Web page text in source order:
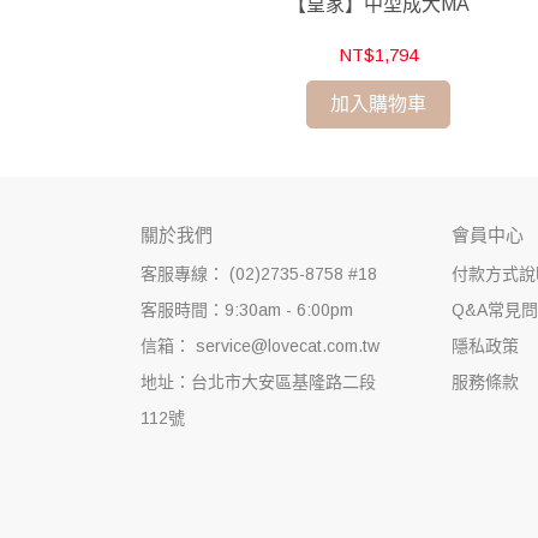
【皇家】中型成犬MA
NT$1,794
加入購物車
關於我們
客服專線： (02)2735-8758 #18
客服時間：9:30am - 6:00pm
信箱： service@lovecat.com.tw
地址：台北市大安區基隆路二段
112號
會員中心
付款方式
Q&A常見
隱私政策
服務條款